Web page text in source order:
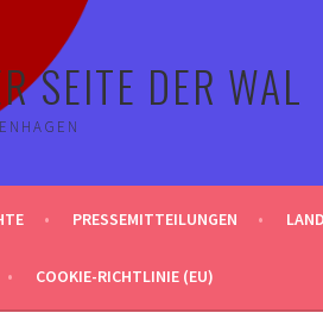
SEITE DER WAL
PRESSEMITTEILUNGEN
COOKIE-RICHTLINIE (EU)